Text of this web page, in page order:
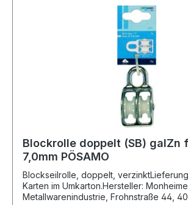
Blockrolle doppelt (SB) galZn
7,0mm PÖSAMO
Blockseilrolle, doppelt, verzinktLieferung: Auf Karte,
Karten im Umkarton.Hersteller:
Metallwarenindustrie, Frohnstraße 44,